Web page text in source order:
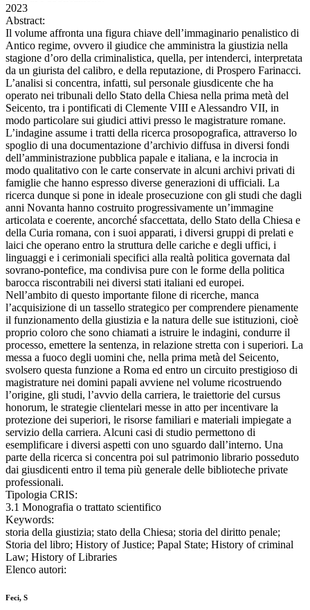
2023
Abstract:
Il volume affronta una figura chiave dell’immaginario penalistico di
Antico regime, ovvero il giudice che amministra la giustizia nella
stagione d’oro della criminalistica, quella, per intenderci, interpretata
da un giurista del calibro, e della reputazione, di Prospero Farinacci.
L’analisi si concentra, infatti, sul personale giusdicente che ha
operato nei tribunali dello Stato della Chiesa nella prima metà del
Seicento, tra i pontificati di Clemente VIII e Alessandro VII, in
modo particolare sui giudici attivi presso le magistrature romane.
L’indagine assume i tratti della ricerca prosopografica, attraverso lo
spoglio di una documentazione d’archivio diffusa in diversi fondi
dell’amministrazione pubblica papale e italiana, e la incrocia in
modo qualitativo con le carte conservate in alcuni archivi privati di
famiglie che hanno espresso diverse generazioni di ufficiali. La
ricerca dunque si pone in ideale prosecuzione con gli studi che dagli
anni Novanta hanno costruito progressivamente un’immagine
articolata e coerente, ancorché sfaccettata, dello Stato della Chiesa e
della Curia romana, con i suoi apparati, i diversi gruppi di prelati e
laici che operano entro la struttura delle cariche e degli uffici, i
linguaggi e i cerimoniali specifici alla realtà politica governata dal
sovrano-pontefice, ma condivisa pure con le forme della politica
barocca riscontrabili nei diversi stati italiani ed europei.
Nell’ambito di questo importante filone di ricerche, manca
l’acquisizione di un tassello strategico per comprendere pienamente
il funzionamento della giustizia e la natura delle sue istituzioni, cioè
proprio coloro che sono chiamati a istruire le indagini, condurre il
processo, emettere la sentenza, in relazione stretta con i superiori. La
messa a fuoco degli uomini che, nella prima metà del Seicento,
svolsero questa funzione a Roma ed entro un circuito prestigioso di
magistrature nei domini papali avviene nel volume ricostruendo
l’origine, gli studi, l’avvio della carriera, le traiettorie del cursus
honorum, le strategie clientelari messe in atto per incentivare la
protezione dei superiori, le risorse familiari e materiali impiegate a
servizio della carriera. Alcuni casi di studio permettono di
esemplificare i diversi aspetti con uno sguardo dall’interno. Una
parte della ricerca si concentra poi sul patrimonio librario posseduto
dai giusdicenti entro il tema più generale delle biblioteche private
professionali.
Tipologia CRIS:
3.1 Monografia o trattato scientifico
Keywords:
storia della giustizia; stato della Chiesa; storia del diritto penale;
Storia del libro; History of Justice; Papal State; History of criminal
Law; History of Libraries
Elenco autori:
Feci, S